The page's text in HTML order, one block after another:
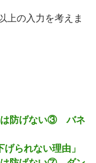
上の入力を考えま
げても底突きは防
は防げない③ バネ
られない理由」